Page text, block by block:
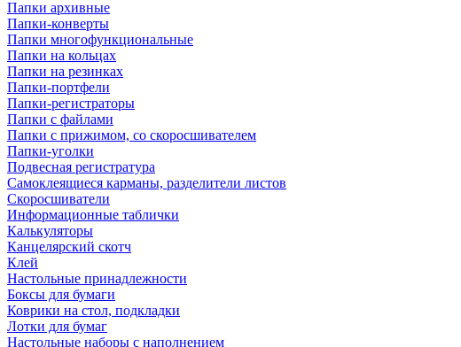
Папки архивные
Папки-конверты
Папки многофункциональные
Папки на кольцах
Папки на резинках
Папки-портфели
Папки-регистраторы
Папки с файлами
Папки с прижимом, со скоросшивателем
Папки-уголки
Подвесная регистратура
Самоклеящиеся карманы, разделители листов
Скоросшиватели
Информационные таблички
Калькуляторы
Канцелярский скотч
Клей
Настольные принадлежности
Боксы для бумаги
Коврики на стол, подкладки
Лотки для бумаг
Настольные наборы с наполнением